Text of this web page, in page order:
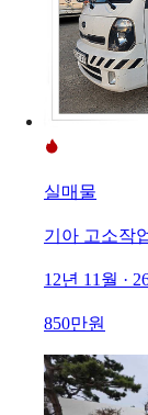
실매물
기아 고소작
12년 11월 ·
850만원